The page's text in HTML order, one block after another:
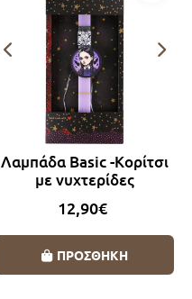
Λαμπάδα Basic -Κορίτσι
με νυχτερίδες
12,90€
ΠΡΟΣΘΗΚΗ